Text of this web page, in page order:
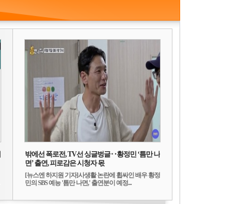
밖에선 폭로전, TV선 싱글벙글‥황정민 ‘틈만 나
면’ 출연, 피로감은 시청자 몫
[뉴스엔 하지원 기자]사생활 논란에 휩싸인 배우 황정
민의 SBS 예능 '틈만 나면,' 출연분이 예정...